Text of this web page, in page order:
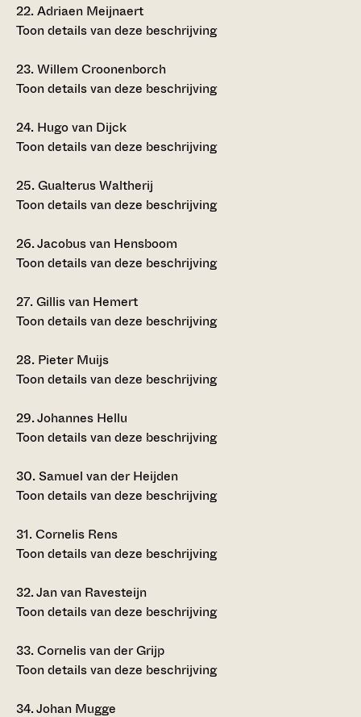
22.Adriaen Meijnaert
Toon details van deze beschrijving
23.Willem Croonenborch
Toon details van deze beschrijving
24. Hugo van Dijck
Toon details van deze beschrijving
25.Gualterus Waltherij
Toon details van deze beschrijving
26.Jacobus van Hensboom
Toon details van deze beschrijving
27.Gillis van Hemert
Toon details van deze beschrijving
28. Pieter Muijs
Toon details van deze beschrijving
29.Johannes Hellu
Toon details van deze beschrijving
30.Samuel van der Heijden
Toon details van deze beschrijving
31.Cornelis Rens
Toon details van deze beschrijving
32.Jan van Ravesteijn
Toon details van deze beschrijving
33.Cornelis van der Grijp
Toon details van deze beschrijving
34.Johan Mugge